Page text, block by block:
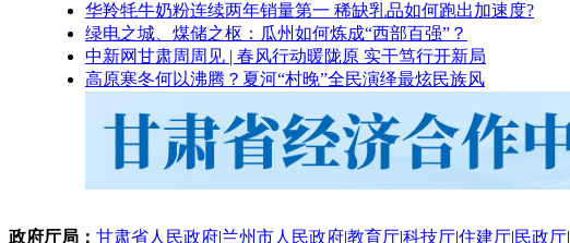
华羚牦牛奶粉连续两年销量第一 稀缺乳品如何跑出加速度?
绿电之城、煤储之枢：瓜州如何炼成“西部百强”？
中新网甘肃周周见 | 春风行动暖陇原 实干笃行开新局
高原寒冬何以沸腾？夏河“村晚”全民演绎最炫民族风
政府厅局： 甘肃省人民政府|兰州市人民政府|教育厅|科技厅|住建厅|民政厅|